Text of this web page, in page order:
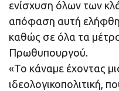
ενίσχυση όλων των
απόφαση αυτή
καθώς σε όλα τα
Πρωθυπουργού.
«Το κάναμε έχοντας
ιδεολογικοπολιτική,